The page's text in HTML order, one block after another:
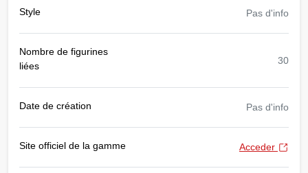
Style Pas d'info
Nombre de figurines
liées
30
Date de création Pas d'info
Site officiel de la gamme Acceder